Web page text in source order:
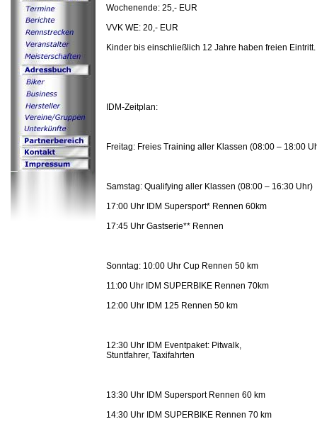
Wochenende: 25,- EUR
VVK WE: 20,- EUR
Kinder bis einschließlich 12 Jahre haben freien Eintritt.
IDM-Zeitplan:
Freitag: Freies Training aller Klassen (08:00 – 18:00
Samstag: Qualifying aller Klassen (08:00 – 16:30 Uhr)
17:00 Uhr IDM Supersport* Rennen 60km
17:45 Uhr Gastserie** Rennen
Sonntag: 10:00 Uhr Cup Rennen 50 km
11:00 Uhr IDM SUPERBIKE Rennen 70km
12:00 Uhr IDM 125 Rennen 50 km
12:30 Uhr IDM Eventpaket: Pitwalk,
Stuntfahrer, Taxifahrten
13:30 Uhr IDM Supersport Rennen 60 km
14:30 Uhr IDM SUPERBIKE Rennen 70 km